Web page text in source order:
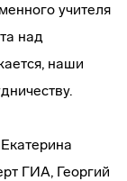
учителя
над
наши
ГИА, Георгий